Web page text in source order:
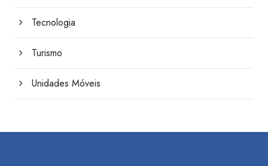
Tecnologia
Turismo
Unidades Móveis